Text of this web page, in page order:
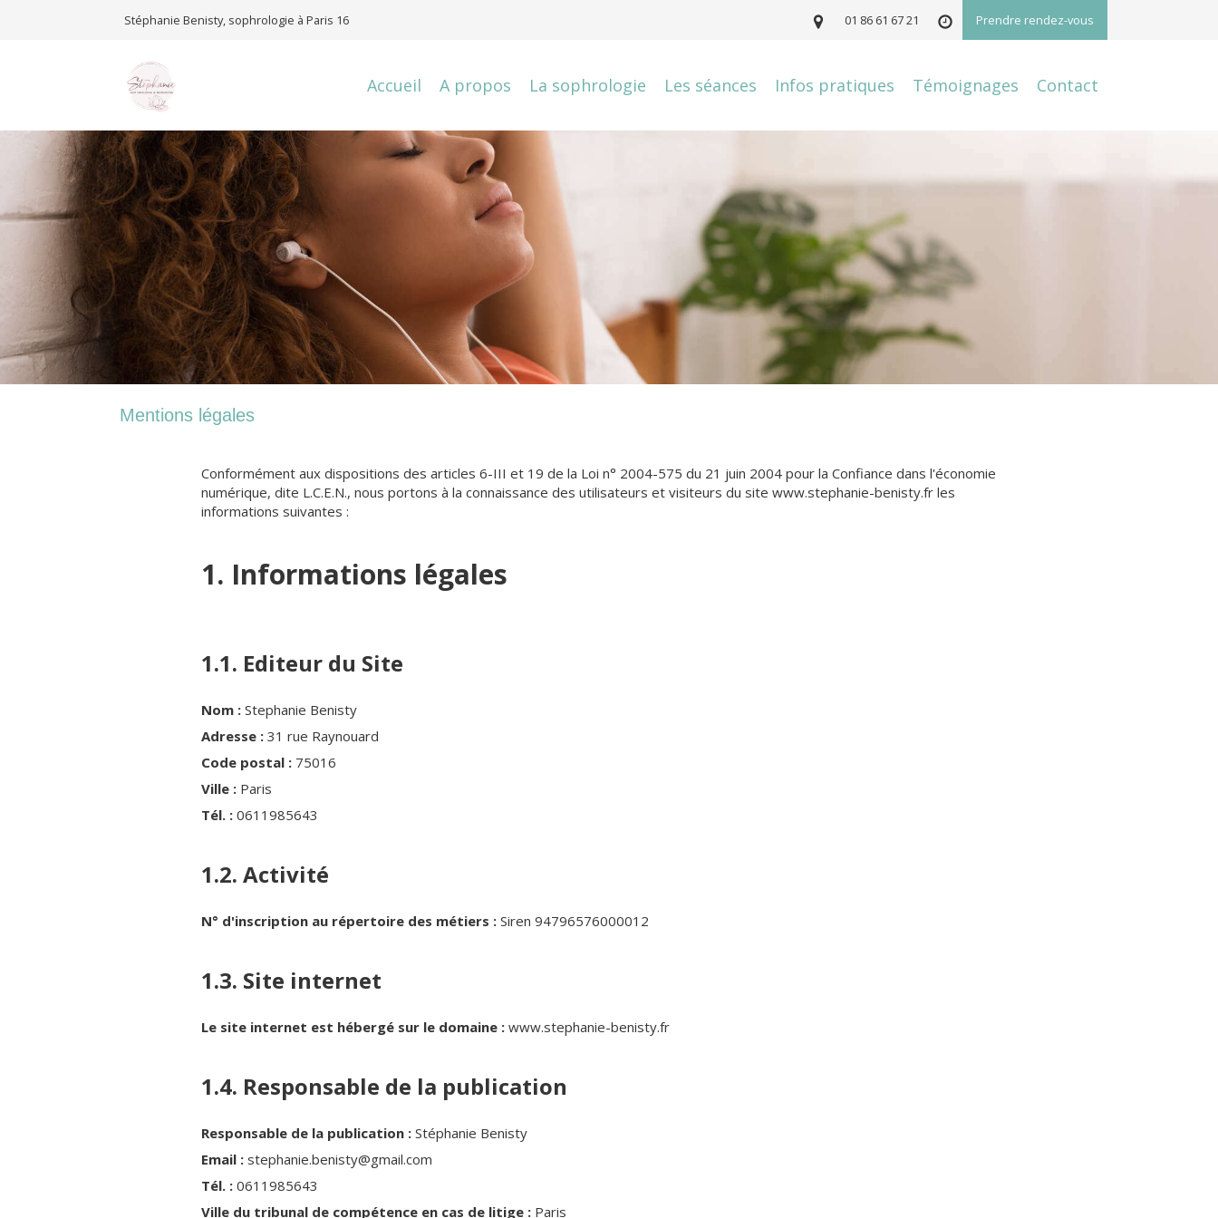
Stéphanie Benisty, sophrologie à Paris 16 Prendre rendez-vous
01 86 61 67 21
Accueil A propos La sophrologie Les séances Infos pratiques Témoignages Contact
Mentions légales
Conformément aux dispositions des articles 6-III et 19 de la Loi n° 2004-575 du 21 juin 2004 pour la Confiance dans l'économie
numérique, dite L.C.E.N., nous portons à la connaissance des utilisateurs et visiteurs du site www.stephanie-benisty.fr les
informations suivantes :
1. Informations légales
1.1. Editeur du Site
Nom : Stephanie Benisty
Adresse : 31 rue Raynouard
Code postal : 75016
Ville : Paris
Tél. : 0611985643
1.2. Activité
N° d'inscription au répertoire des métiers : Siren 94796576000012
1.3. Site internet
Le site internet est hébergé sur le domaine : www.stephanie-benisty.fr
1.4. Responsable de la publication
Responsable de la publication : Stéphanie Benisty
Email : stephanie.benisty@gmail.com
Tél. : 0611985643
Ville du tribunal de compétence en cas de litige : Paris